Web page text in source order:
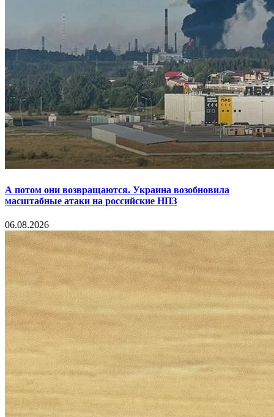
А потом они возвращаются. Украина возобновила
масштабные атаки на российские НПЗ
06.08.2026